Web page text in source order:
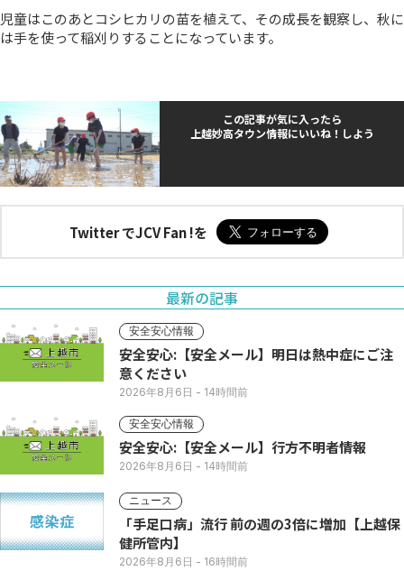
児童はこのあとコシヒカリの苗を植えて、その成長を観察し、秋に
は手を使って稲刈りすることになっています。
この記事が気に入ったら
上越妙高タウン情報にいいね！しよう
Twitter でJCV Fan !を
最新の記事
安全安心情報
安全安心:【安全メール】明日は熱中症にご注
意ください
2026年8月6日 - 14時間前
安全安心情報
安全安心:【安全メール】行方不明者情報
2026年8月6日 - 14時間前
ニュース
「手足口病」流行 前の週の3倍に増加【上越保
健所管内】
2026年8月6日 - 16時間前